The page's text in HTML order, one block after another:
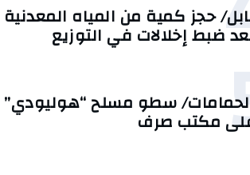
حجز كمية من المياه المعدنية
ضبط إخلالات في التوزيع
سطو مسلح “هوليودي”
مكتب صرف